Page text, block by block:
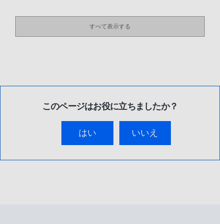
すべて表示する
このページはお役に立ちましたか？
はい いいえ